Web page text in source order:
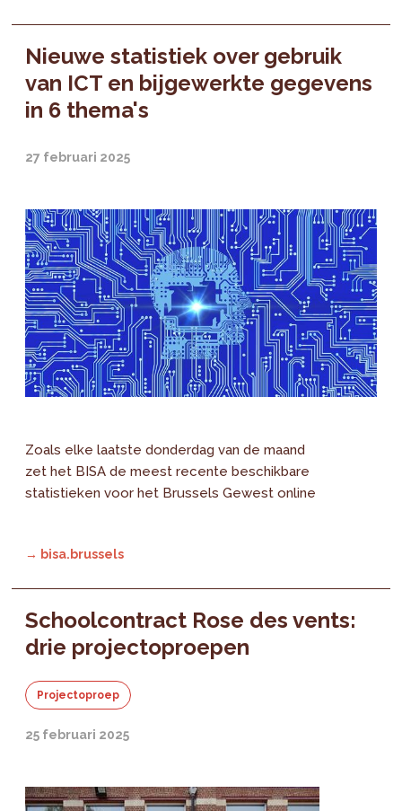
Nieuwe statistiek over gebruik
van ICT en bijgewerkte gegevens
in 6 thema's
27 februari 2025
Zoals elke laatste donderdag van de maand
zet het BISA de meest recente beschikbare
statistieken voor het Brussels Gewest online
→ bisa.brussels
Schoolcontract Rose des vents:
drie projectoproepen
Projectoproep
25 februari 2025